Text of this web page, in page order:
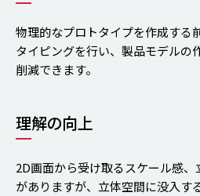
物理的なプロトタイプを作成する
タイピングを行い、製品モデルの
削減できます。
理解の向上
2D画面から受け取るスケール感
がありますが、立体空間に没入す